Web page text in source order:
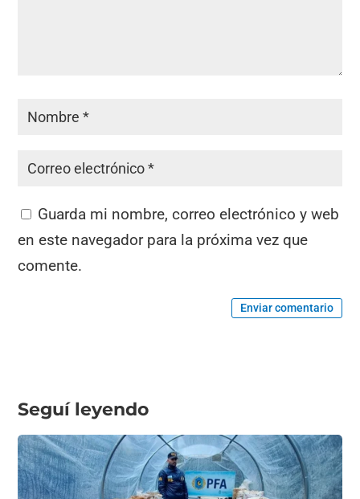
Guarda mi nombre, correo electrónico y web
en este navegador para la próxima vez que
comente.
Enviar comentario
Seguí leyendo